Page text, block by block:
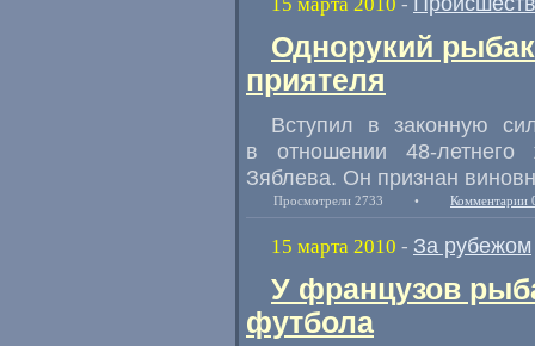
Однорукий
приятеля
Вступил в законную
в отношении 48-летнего
Зяблева. Он признан
Просмотрели 2733 • Комментарии
15 марта 2010 - За рубежом
У французов
футбола